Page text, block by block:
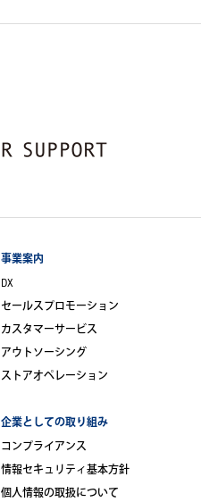
事業案内
DX
セールスプロモーション
カスタマーサービス
アウトソーシング
ストアオペレーション
企業としての取り組み
コンプライアンス
情報セキュリティ基本方針
個人情報の取扱について